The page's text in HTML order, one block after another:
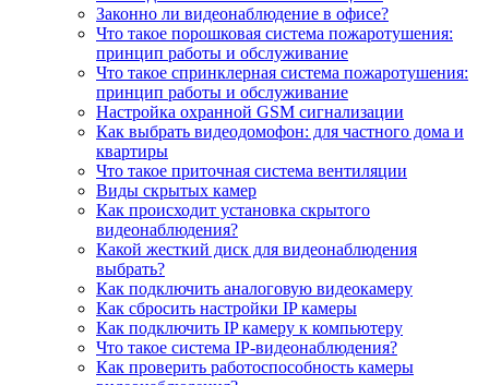
Законно ли видеонаблюдение в офисе?
Что такое порошковая система пожаротушения:
принцип работы и обслуживание
Что такое спринклерная система пожаротушения:
принцип работы и обслуживание
Настройка охранной GSM сигнализации
Как выбрать видеодомофон: для частного дома и
квартиры
Что такое приточная система вентиляции
Виды скрытых камер
Как происходит установка скрытого
видеонаблюдения?
Какой жесткий диск для видеонаблюдения
выбрать?
Как подключить аналоговую видеокамеру
Как сбросить настройки IP камеры
Как подключить IP камеру к компьютеру
Что такое система IP-видеонаблюдения?
Как проверить работоспособность камеры